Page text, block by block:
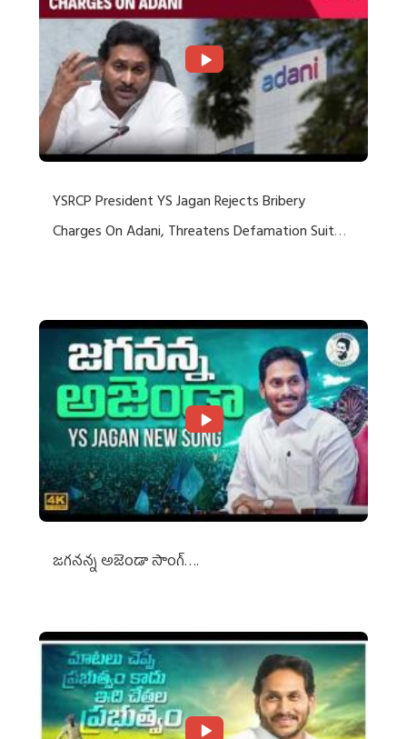
YSRCP President YS Jagan Rejects Bribery
Charges On Adani, Threatens Defamation Suit
జగనన్న అజెండా సాంగ్….